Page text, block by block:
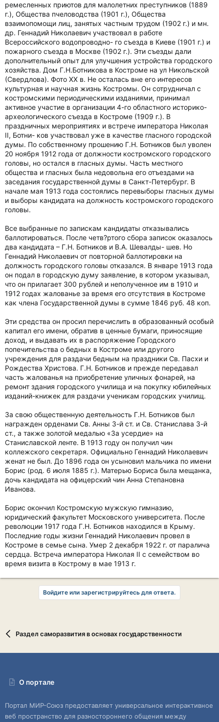
ремесленных приютов для малолетних преступников (1889
г.), Общества пчеловодства (1901 г.), Общества
взаимопомощи лиц, занятых частным трудом (1902 г.) и мн.
др. Геннадий Николаевич участвовал в работе
Всероссийского водопроводно- го съезда в Киеве (1901 г.) и
пожарного съезда в Москве (1902 г.). Эти съезды дали
дополнительный опыт для улучшения устройства городского
хозяйства. Дом Г.Н.Ботникова в Костроме на ул Никольской
(Свердлова). Фото XX в. Не осталась вне его интересов
культурная и научная жизнь Костромы. Он сотрудничал с
костромскими периодическими изданиями, принимал
активное участие в организации 4-го областного историко-
археологического съезда в Костроме (1909 г.). В
праздничных мероприятиях и встрече императора Николая
II, Ботни- ков участвовал уже в качестве гласного городской
думы. По собственному прошению Г.Н. Ботников был уволен
20 ноября 1912 года от должности костромского городского
головы, но остался в гласных думы. Часть местного
общества и гласных была недовольна его отъездами на
заседания государственной думы в Санкт-Петербург. В
начале мая 1913 года состоялись перевыборы гласных думы
и выборы кандидата на должность костромского городского
головы.
Все выбранные по запискам кандидаты отказывались
баллотироваться. После четв?ртого сбора записок оказалось
два кандидата – Г.Н. Ботников и В.А. Шевалды- шев. Но
Геннадий Николаевич от повторной баллотировки на
должность городского головы отказался. В январе 1913 года
он подал в городскую думу заявление, в котором указывал,
что он прилагает 300 рублей и неполученное им в 1910 и
1912 годах жалованье за время его отсутствия в Костроме
как члена Государственной думы в сумме 1846 руб. 48 коп.
Эти средства он просил перечислить в образованный особый
капитал его имени, обратив в ценные бумаги, приносящие
доход, и выдавать их в распоряжение Городского
попечительства о бедных в Костроме или другого
учреждения для раздачи бедным на праздники Св. Пасхи и
Рождества Христова. Г.Н. Ботников и прежде передавал
часть жалованья на приобретение уличных фонарей, на
ремонт здания городского училища и на покупку юбилейных
изданий-книжек для раздачи ученикам городских училищ.
За свою общественную деятельность Г.Н. Ботников был
награжден орденами Св. Анны 3-й ст. и Св. Станислава 3-й
ст., а также золотой медалью «За усердие» на
Станиславской ленте. В 1913 году он получил чин
коллежского секретаря. Официально Геннадий Николаевич
женат не был. До 1896 года он усыновил мальчика по имени
Борис (род. 6 июля 1885 г.). Матерью Бориса была мещанка,
дочь кандидата на офицерский чин Анна Степановна
Иванова.
Борис окончил Костромскую мужскую гимназию,
юридический факультет Московского университета. После
революции 1917 года Г.Н. Ботников находился в Крыму.
Последние годы жизни Геннадий Николаевич провел в
Костроме в семье сына. Умер 2 декабря 1922 г. от паралича
сердца. Встреча императора Николая II с семейством во
время визита в Кострому в мае 1913 г.
Войдите или зарегистрируйтесь для ответа.
Раздел саморазвития в основах государственности
О портале
Портал МИР-Союз предоставляет универсальное интерактивное
веб пространство для разностороннего общения между